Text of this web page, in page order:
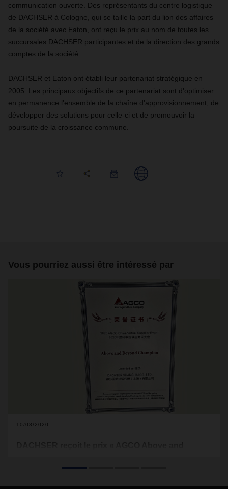
communication ouverte. Des représentants du centre logistique
de DACHSER à Cologne, qui se taille la part du lion des affaires
de la société avec Eaton, ont reçu le prix au nom de toutes les
succursales DACHSER participantes et de la direction des grands
comptes de la société.
DACHSER et Eaton ont établi leur partenariat stratégique en
2005. Les principaux objectifs de ce partenariat sont d'optimiser
en permanence l'ensemble de la chaîne d'approvisionnement, de
développer des solutions pour celle-ci et de promouvoir la
poursuite de la croissance commune.
Vous pourriez aussi être intéressé par
10/08/2020
pour ses performances optimales en matière d'innovation,